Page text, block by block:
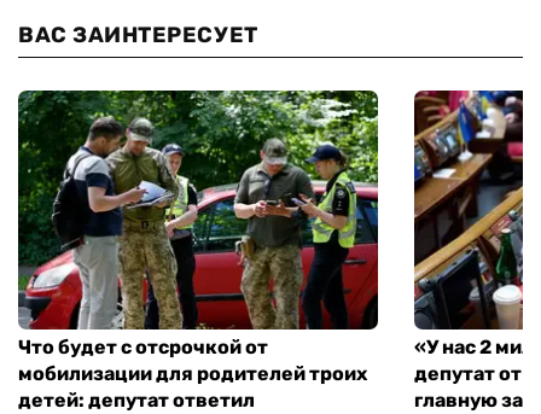
ВАС ЗАИНТЕРЕСУЕТ
Что будет с отсрочкой от
мобилизации для родителей троих
детей: депутат ответил
«У нас 2
депутат от
главную